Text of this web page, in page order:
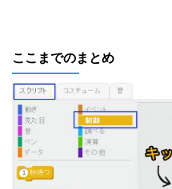
ここまでのまとめ